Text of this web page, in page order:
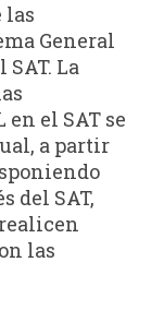
las
General
SAT. La
el SAT se
a partir
del SAT,
las